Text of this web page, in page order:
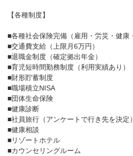
【各種制度】
■各種社会保険完備（雇用・労災・健康
■交通費支給（上限月6万円）
■退職金制度（確定拠出年金）
■育児短時間勤務制度（利用実績あり）
■財形貯蓄制度
■職場積立NISA
■団体生命保険
■健康診断
■社員旅行（アンケートで行き先を決定）
■健康相談
■リゾートホテル
■カウンセリングルーム